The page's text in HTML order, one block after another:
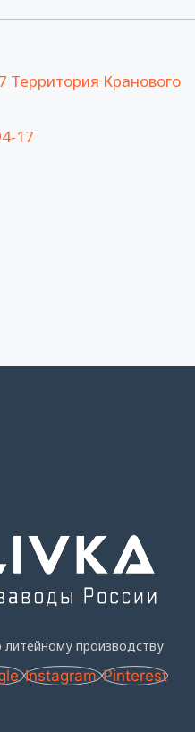
Территория Кранового
17
производству
Instagram Pinterest